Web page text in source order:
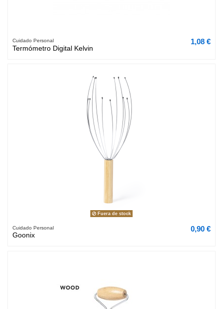
Cuidado Personal
Termómetro Digital Kelvin
1,08 €
Fuera de stock
Cuidado Personal
Goonix
0,90 €